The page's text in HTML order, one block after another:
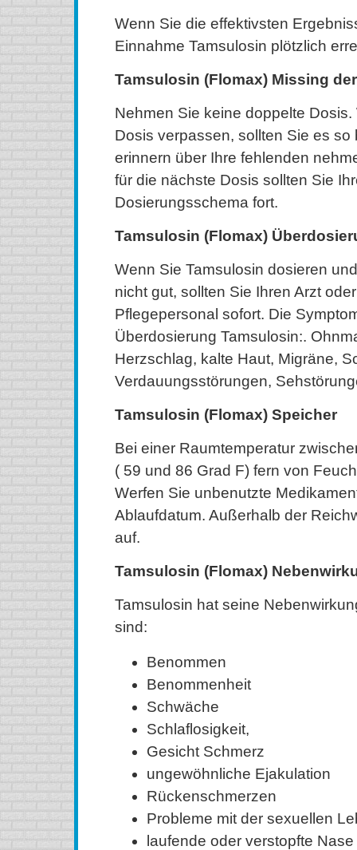
Wenn Sie die effektivsten
Einnahme Tamsulosin plötzlich
Tamsulosin (Flomax) Missing
Nehmen Sie keine doppelte
Dosis verpassen, sollten Sie es so
erinnern über Ihre fehlenden
für die nächste Dosis sollten Sie
Dosierungsschema fort.
Tamsulosin (Flomax)
Wenn Sie Tamsulosin dosieren
nicht gut, sollten Sie Ihren Arzt
Pflegepersonal sofort. Die
Überdosierung Tamsulosin:.
Herzschlag, kalte Haut, Migräne,
Verdauungsstörungen,
Tamsulosin (Flomax) Speicher
Bei einer Raumtemperatur
( 59 und 86 Grad F) fern von
Werfen Sie unbenutzte
Ablaufdatum. Außerhalb der
auf.
Tamsulosin (Flomax)
Tamsulosin hat seine
sind:
Benommen
Benommenheit
Schwäche
Schlaflosigkeit,
Gesicht Schmerz
ungewöhnliche Ejakulation
Rückenschmerzen
Probleme mit der sexuellen
laufende oder verstopfte Nase